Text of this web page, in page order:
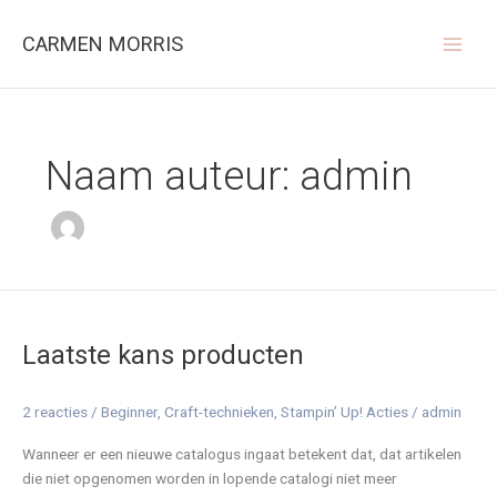
naar
inhoud
CARMEN MORRIS
Naam auteur: admin
Laatste kans producten
2 reacties/ Beginner, Craft-technieken, Stampin’ Up! Acties/ admin
Wanneer er een nieuwe catalogus ingaat betekent dat, dat artikelen
die niet opgenomen worden in lopende catalogi niet meer
producten